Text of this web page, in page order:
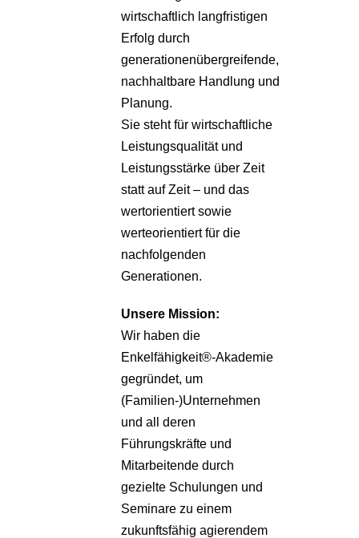
wirtschaftlich langfristigen
Erfolg durch
generationenübergreifende,
nachhaltbare Handlung und
Planung.
Sie steht für wirtschaftliche
Leistungsqualität und
Leistungsstärke über Zeit
statt auf Zeit – und das
wertorientiert sowie
werteorientiert für die
nachfolgenden
Generationen.
Unsere Mission:
Wir haben die
Enkelfähigkeit®-Akademie
gegründet, um
(Familien-)Unternehmen
und all deren
Führungskräfte und
Mitarbeitende durch
gezielte Schulungen und
Seminare zu einem
zukunftsfähig agierendem